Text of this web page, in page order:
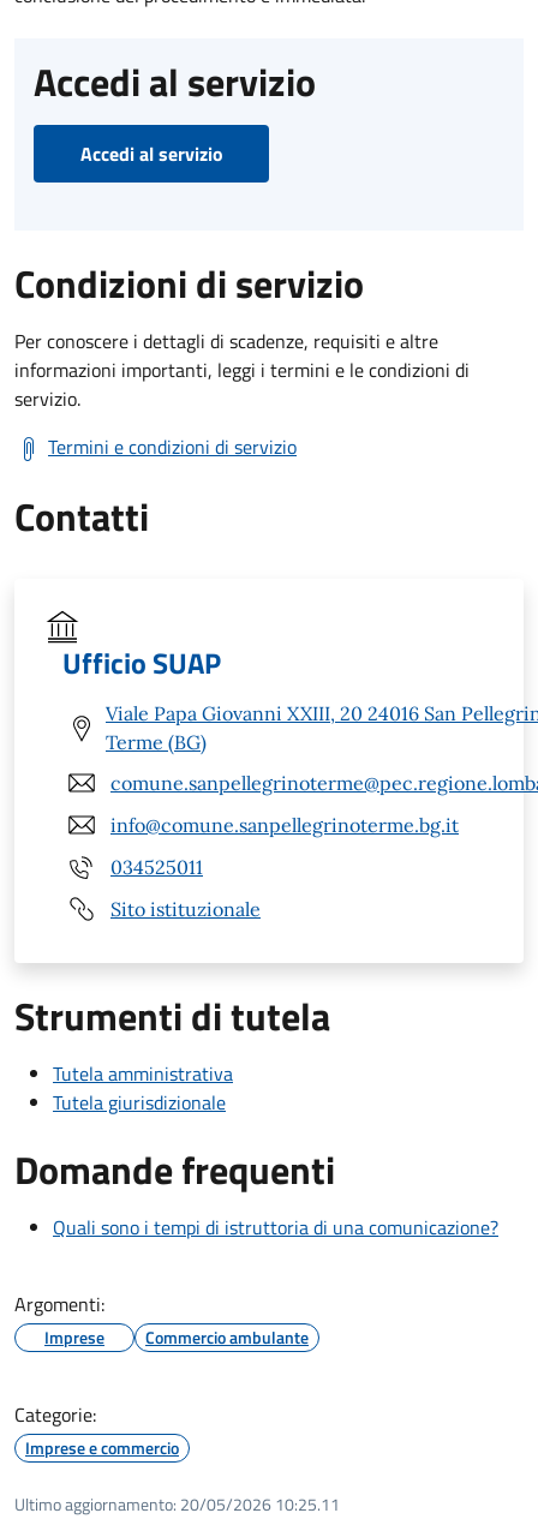
Accedi al servizio
Accedi al servizio
Condizioni di servizio
Per conoscere i dettagli di scadenze, requisiti e altre
informazioni importanti, leggi i termini e le condizioni di
servizio.
Termini e condizioni di servizio
Contatti
Ufficio SUAP
Viale Papa Giovanni XXIII, 20 24016 San
Terme (BG)
info@comune.sanpellegrinoterme.bg.it
034525011
Sito istituzionale
Strumenti di tutela
Tutela amministrativa
Tutela giurisdizionale
Domande frequenti
Quali sono i tempi di istruttoria di una comunicazione?
Argomenti:
Imprese Commercio ambulante
Categorie:
Imprese e commercio
Ultimo aggiornamento: 20/05/2026 10:25.11